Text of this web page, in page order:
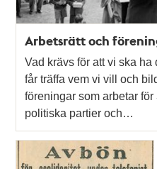
Arbetsrätt och
Vad krävs för att vi ska ha
får träffa vem vi vill och
föreningar som arbetar
politiska partier och…